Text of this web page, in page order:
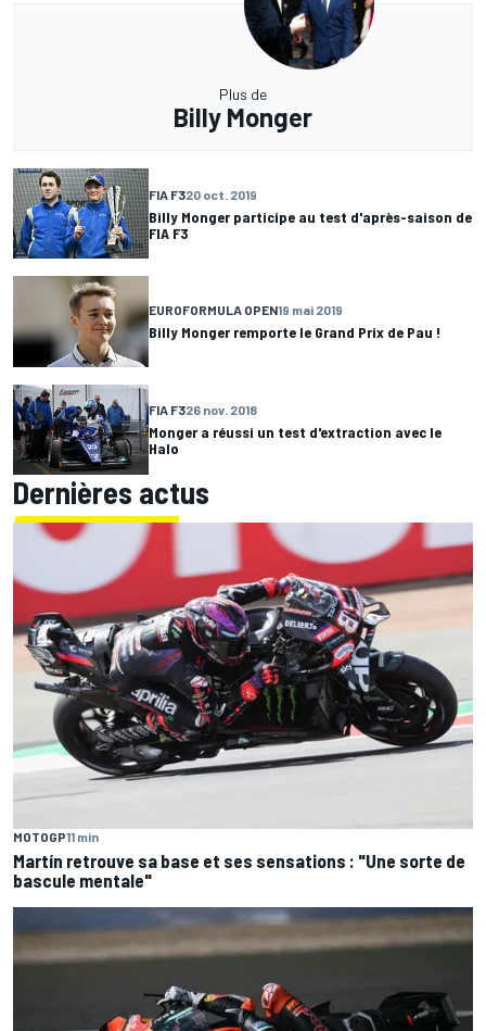
Plus de
Billy Monger
FIA F320 oct. 2019
Billy Monger participe au test d'après-saison de
FIA F3
EUROFORMULA OPEN19 mai 2019
Billy Monger remporte le Grand Prix de Pau !
FIA F326 nov. 2018
Monger a réussi un test d'extraction avec le
Halo
Dernières actus
MOTOGP11 min
Martín retrouve sa base et ses sensations : "Une sorte de
bascule mentale"